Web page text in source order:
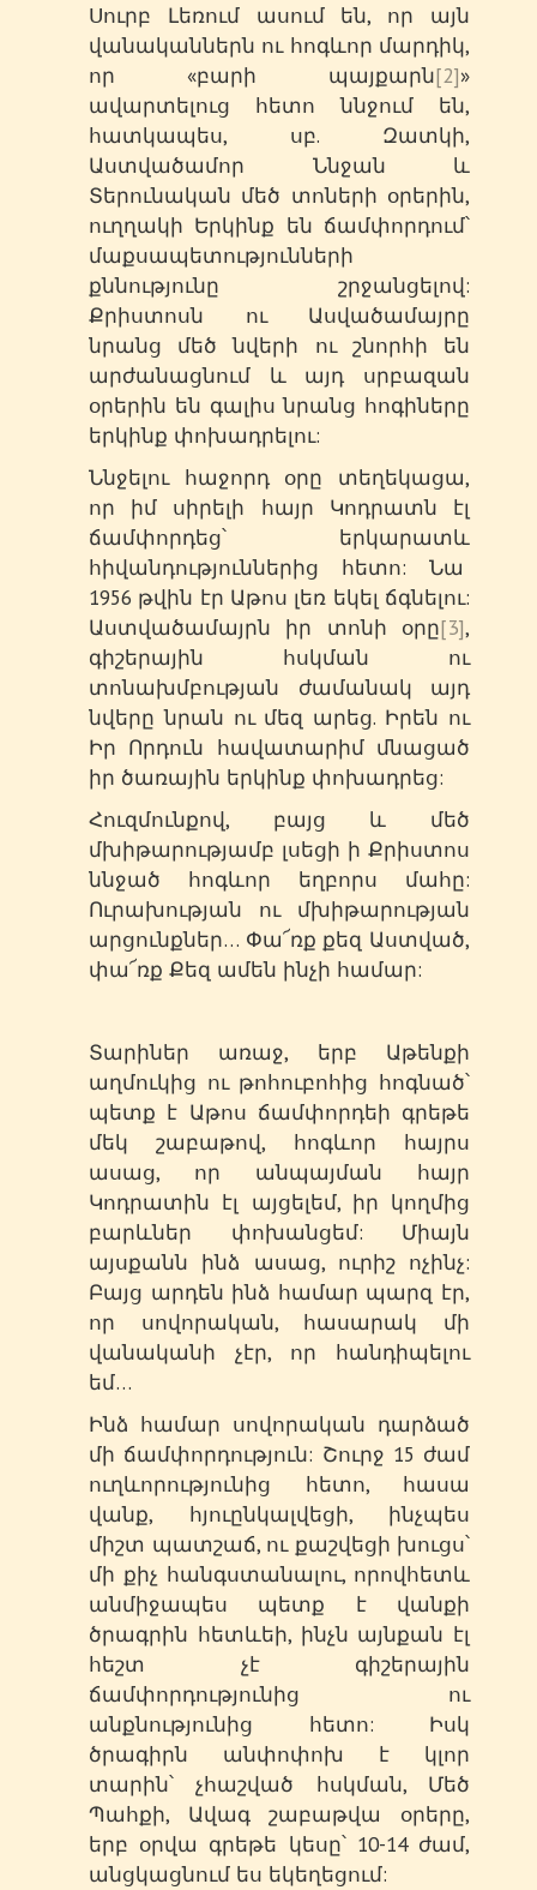
Սուրբ Լեռում ասում են, որ այն
վանականներն ու հոգևոր մարդիկ,
որ «բարի պայքարն[2]»
ավարտելուց հետո ննջում են,
հատկապես, սբ. Զատկի,
Աստվածամոր Ննջան և
Տերունական մեծ տոների օրերին,
ուղղակի Երկինք են ճամփորդում՝
մաքսապետությունների
քննությունը շրջանցելով:
Քրիստոսն ու Ասվածամայրը
նրանց մեծ նվերի ու շնորհի են
արժանացնում և այդ սրբազան
օրերին են գալիս նրանց հոգիները
երկինք փոխադրելու:
Ննջելու հաջորդ օրը տեղեկացա,
որ իմ սիրելի հայր Կոդրատն էլ
ճամփորդեց՝ երկարատև
հիվանդություններից հետո: Նա
1956 թվին էր Աթոս լեռ եկել ճգնելու:
Աստվածամայրն իր տոնի օրը[3],
գիշերային հսկման ու
տոնախմբության ժամանակ այդ
նվերը նրան ու մեզ արեց. Իրեն ու
Իր Որդուն հավատարիմ մնացած
իր ծառային երկինք փոխադրեց:
Հուզմունքով, բայց և մեծ
մխիթարությամբ լսեցի ի Քրիստոս
ննջած հոգևոր եղբորս մահը:
Ուրախության ու մխիթարության
արցունքներ… Փա՜ռք քեզ Աստված,
փա՜ռք Քեզ ամեն ինչի համար:
Տարիներ առաջ, երբ Աթենքի
աղմուկից ու թոհուբոհից հոգնած՝
պետք է Աթոս ճամփորդեի գրեթե
մեկ շաբաթով, հոգևոր հայրս
ասաց, որ անպայման հայր
Կոդրատին էլ այցելեմ, իր կողմից
բարևներ փոխանցեմ: Միայն
այսքանն ինձ ասաց, ուրիշ ոչինչ:
Բայց արդեն ինձ համար պարզ էր,
որ սովորական, հասարակ մի
վանականի չէր, որ հանդիպելու
եմ…
Ինձ համար սովորական դարձած
մի ճամփորդություն: Շուրջ 15 ժամ
ուղևորությունից հետո, հասա
վանք, հյուընկալվեցի, ինչպես
միշտ պատշաճ, ու քաշվեցի խուցս՝
մի քիչ հանգստանալու, որովհետև
անմիջապես պետք է վանքի
ծրագրին հետևեի, ինչն այնքան էլ
հեշտ չէ գիշերային
ճամփորդությունից ու
անքնությունից հետո: Իսկ
ծրագիրն անփոփոխ է կլոր
տարին՝ չհաշված հսկման, Մեծ
Պահքի, Ավագ շաբաթվա օրերը,
երբ օրվա գրեթե կեսը՝ 10-14 ժամ,
անցկացնում ես եկեղեցում: